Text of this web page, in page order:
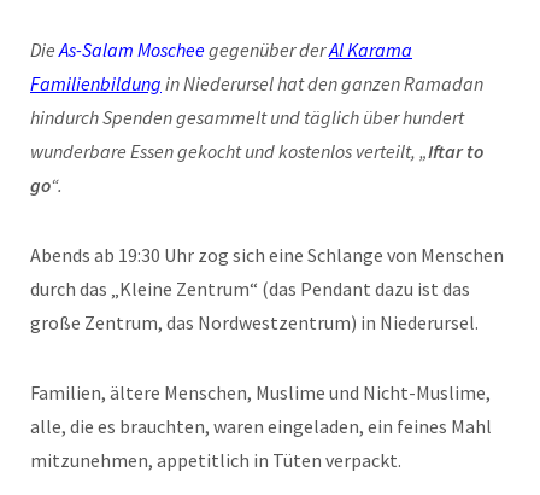
DieAs-Salam Moscheegegenüber derAl Karama
Familienbildung in Niederursel hat den ganzen Ramadan
hindurch Spenden gesammelt und täglich über hundert
wunderbare Essen gekocht und kostenlos verteilt, „Iftar to
go“.
Abends ab 19:30 Uhr zog sich eine Schlange von Menschen
durch das „Kleine Zentrum“ (das Pendant dazu ist das
große Zentrum, das Nordwestzentrum) in Niederursel.
Familien, ältere Menschen, Muslime und Nicht-Muslime,
alle, die es brauchten, waren eingeladen, ein feines Mahl
mitzunehmen, appetitlich in Tüten verpackt.